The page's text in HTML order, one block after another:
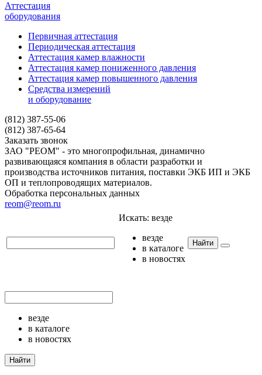
Аттестация
оборудования
Первичная аттестация
Периодическая аттестация
Аттестация камер влажности
Аттестация камер пониженного давления
Аттестация камер повышенного давления
Средства измерений
и оборудование
(812) 387-55-06
(812) 387-65-64
Заказать звонок
ЗАО "РЕОМ" - это многопрофильная, динамично
развивающаяся компания в области разработки и
производства источников питания, поставки ЭКБ ИП и ЭКБ
ОП и теплопроводящих материалов.
Обработка персональных данных
reom@reom.ru
Искать: везде
везде
в каталоге
в новостях
Найти
везде
в каталоге
в новостях
Найти